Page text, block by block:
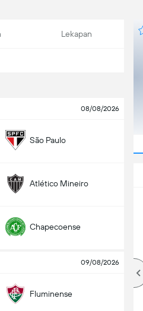
Lekapan
08/08/2026
São Paulo
Atlético Mineiro
Chapecoense
09/08/2026
Fluminense